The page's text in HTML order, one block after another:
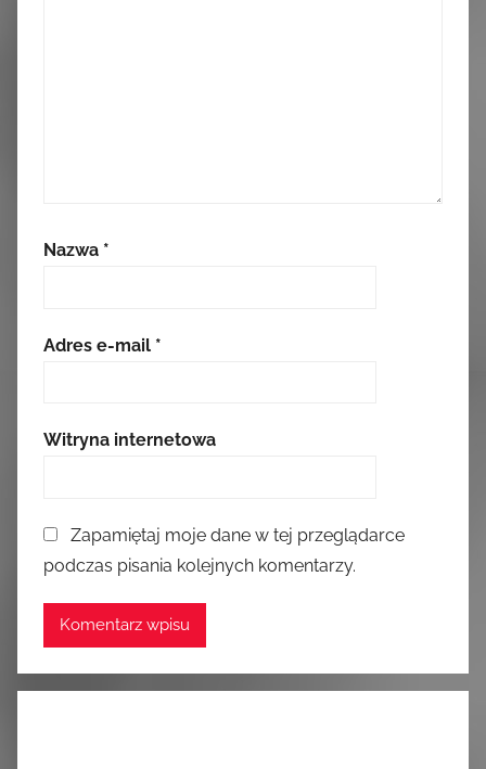
Nazwa *
Adres e-mail *
Witryna internetowa
Zapamiętaj moje dane w tej przeglądarce
podczas pisania kolejnych komentarzy.